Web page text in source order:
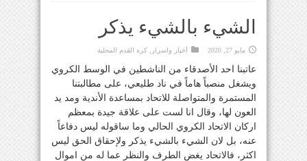
الشيء بالشيء يذكر
مايو 27, 2020 أخبار واسرار كرة القدم المحلية
عاتبنا احد الأصدقاء من الناشطين في الوسط الكروي
ويشغل منصباً هاماً في ناد طليعي، على مطالبتنا
المستمرة والمتواصلة للاتحاد بمساعدة الأندية ومد يد
العون لها، وقال انا لست على علاقة جيدة بمعظم
اركان الاتحاد الكروي الحالي وما ساقوله ليس دفاعاً
عنه، بل لان الشيء بالشيء يذكر ولإحقاق الحق ليس
اكثر، فالاتحاد يغض الطرف والنظر عما له من اموال